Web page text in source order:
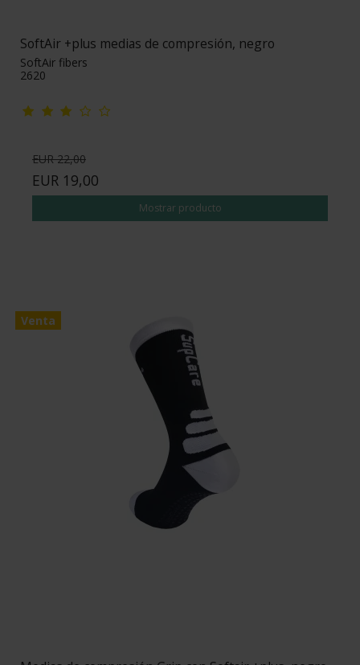
SoftAir +plus medias de compresión, negro
SoftAir fibers
2620
EUR 22,00
EUR 19,00
Mostrar producto
Venta